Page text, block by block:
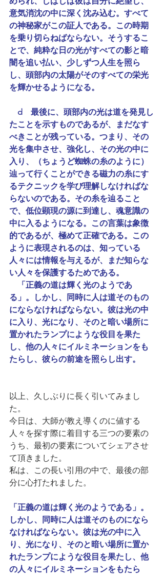
意気消沈の中に深く沈み込む。すべて
の神秘家がこの証人である。この時期
を乗り切らねばならない。そうするこ
とで、純粋な日の光がすべての影と暗
闇を追い払い、少しずつ人生を照ら
し、頭部内の太陽がそのすべての栄光
を輝かせるようになる。
d　最後に、頭部内の光は道を発見し
たことを示すものであるが、まだなす
べきことが残っている。つまり、その
光を集中させ、強化し、その光の中に
入り、（ちょうど蜘蛛の糸のように）
辿って行くことができる磁力の糸にす
るテクニックを学び理解しなければな
らないのである。その糸を辿ること
で、低位顕現の源に到達し、魂意識の
中に入るようになる。この言葉は象徴
的であるが、極めて正確である。この
ように表現されるのは、知っている
人々には情報を与えるが、まだ知らな
い人々を保護するためである。
「正義の道は輝く光のようであ
る」。しかし、同時に人は道そのもの
にならなければならない。彼は光の中
に入り、光になり、そのと暗い場所に
置かれたランプにような役目を果た
し、他の人々にイルミネーションをも
たらし、彼らの前途を照らし出す。
以上、久しぶりに長く引いてみまし
た。
今日は、大師が教え導くのに値する
人々を探す際に着目する三つの要素の
うち、最初の要素についてシェアさせ
て頂きました。
私は、この長い引用の中で、最後の部
分に心打たれました。
「正義の道は輝く光のようである」。
しかし、同時に人は道そのものになら
なければならない。彼は光の中に入
り、光になり、そのと暗い場所に置か
れたランプにような役目を果たし、他
の人々にイルミネーションをもたら